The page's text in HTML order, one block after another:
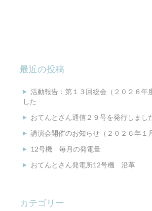
最近の投稿
活動報告：第１３回総会（２０２６年
した
おてんとさん通信２９号を発行しまし
講演会開催のお知らせ（２０２６年１
12号機 毎月の発電量
おてんとさん発電所12号機 沿革
カテゴリー